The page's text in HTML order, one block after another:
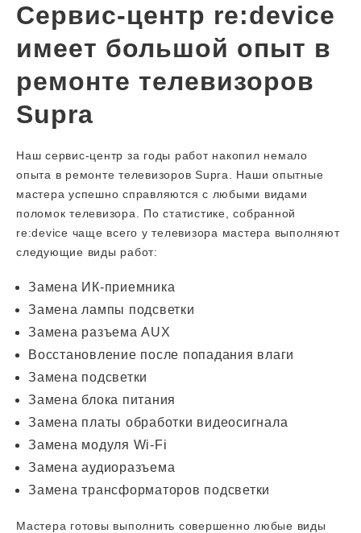
Сервис-центр re:device
имеет большой опыт в
ремонте телевизоров
Supra
Наш сервис-центр за годы работ накопил немало
опыта в ремонте телевизоров Supra. Наши опытные
мастера успешно справляются с любыми видами
поломок телевизора. По статистике, собранной
re:device чаще всего у телевизора мастера выполняют
следующие виды работ:
Замена ИК-приемника
Замена лампы подсветки
Замена разъема AUX
Восстановление после попадания влаги
Замена подсветки
Замена блока питания
Замена платы обработки видеосигнала
Замена модуля Wi-Fi
Замена аудиоразъема
Замена трансформаторов подсветки
Мастера готовы выполнить совершенно любые виды